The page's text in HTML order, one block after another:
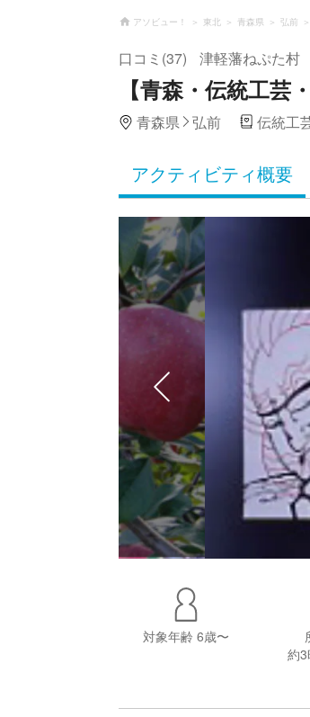
アソビュー！ 東北 青森県 弘前
口コミ(37) 津軽藩ねぷた村
【青森・伝統工
青森県 弘前 伝統工
アクティビティ概要
対象年齢 6歳〜
約